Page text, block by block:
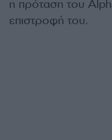
η πρόταση του
επιστροφή του.